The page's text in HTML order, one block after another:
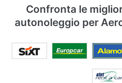
Confronta le
autonoleggio per